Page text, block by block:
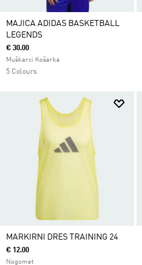
MAJICA ADIDAS BASKETBALL
LEGENDS
€ 30.00
Muškarci Košarka
5 Colours
MARKIRNI DRES TRAINING 24
€ 12.00
Nogomet